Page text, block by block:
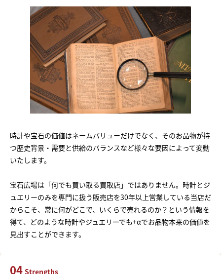
時計や宝石の価値はネームバリューだけでなく、そのお品物が持
つ歴史背景・需要と供給のバランスなど様々な要因によって変動
いたします。
宝石広場は「何でも買い取る買取店」ではありません。時計とジ
ュエリーのみを専門に扱う販売店を30年以上営業している当店だ
からこそ、常に何がどこで、いくらで売れるのか？という情報を
得て、どのような時計やジュエリーでも+αでお品物本来の価値を
見出すことができます。
04 Strengths